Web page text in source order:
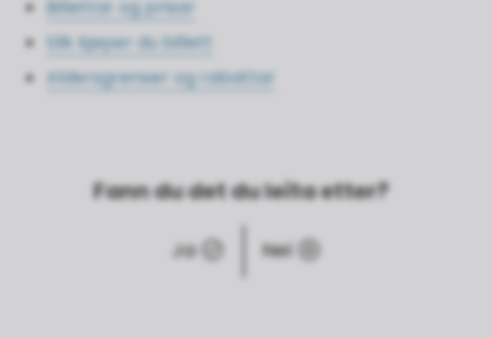
Billettar og prisar
Slik kjøper du billett
Aldersgrenser og rabattar
Fann du det du leita etter?
Ja Nei